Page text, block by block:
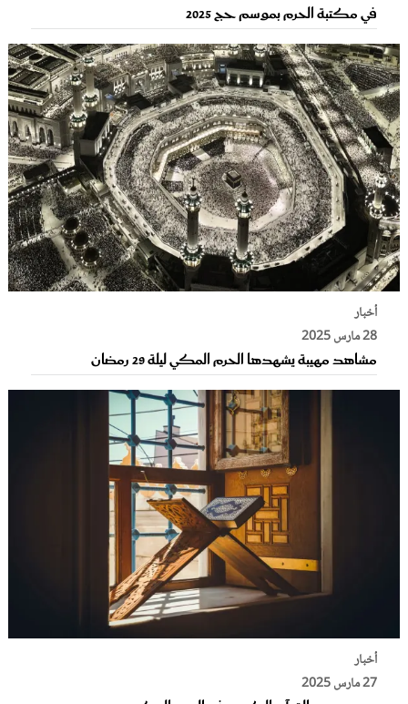
في مكتبة الحرم بموسم حج 2025
أخبار
28 مارس 2025
مشاهد مهيبة يشهدها الحرم المكي ليلة 29 رمضان
أخبار
27 مارس 2025